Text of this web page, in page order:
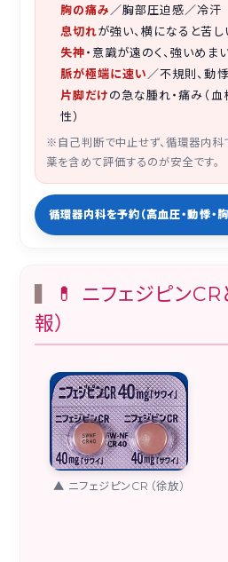
胸の痛み ／胸部圧迫感／冷汗
息切れが強い、横になると苦し
失神・意識が遠のく、強いめま
脈が極端に速い ／不規則、動
片脚だけの急な腫れ・痛み（
性）
※自己判断で中止せず、循環器内科
薬を含めて評価するのが安全です。
循環器内科を予約（高血圧・動悸・胸
💊 ニフェジピンCR
報）
▲ ニフェジピンCR（徐放）